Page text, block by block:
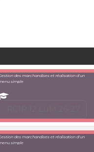
des marchandises et réalisation d'un
simple
des marchandises et réalisation d'un
simple